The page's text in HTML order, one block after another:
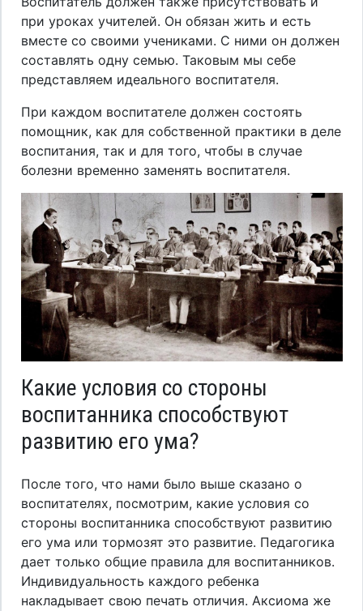
при уроках учителей. Он обязан жить и есть
вместе со своими учениками. С ними он должен
составлять одну семью. Таковым мы себе
представляем идеального воспитателя.
При каждом воспитателе должен состоять
помощник, как для собственной практики в деле
воспитания, так и для того, чтобы в случае
болезни временно заменять воспитателя.
Какие условия со стороны
воспитанника способствуют
развитию его ума?
После того, что нами было выше сказано о
воспитателях, посмотрим, какие условия со
стороны воспитанника способствуют развитию
его ума или тормозят это развитие. Педагогика
дает только общие правила для воспитанников.
Индивидуальность каждого ребенка
накладывает свою печать отличия. Аксиома же